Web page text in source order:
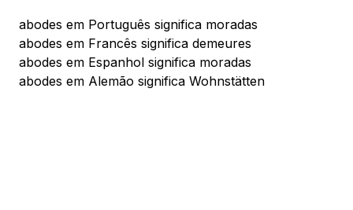
abodes em Português significa moradas
abodes em Francês significa demeures
abodes em Espanhol significa moradas
abodes em Alemão significa Wohnstätten